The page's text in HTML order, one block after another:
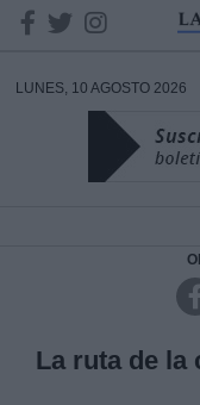
LUNES, 10 AGOSTO 2026
La ruta de la
DATOS